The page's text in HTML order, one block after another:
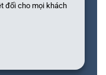
đối cho mọi khách